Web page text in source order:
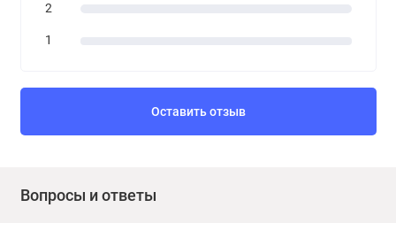
2
1
Оставить отзыв
Вопросы и ответы